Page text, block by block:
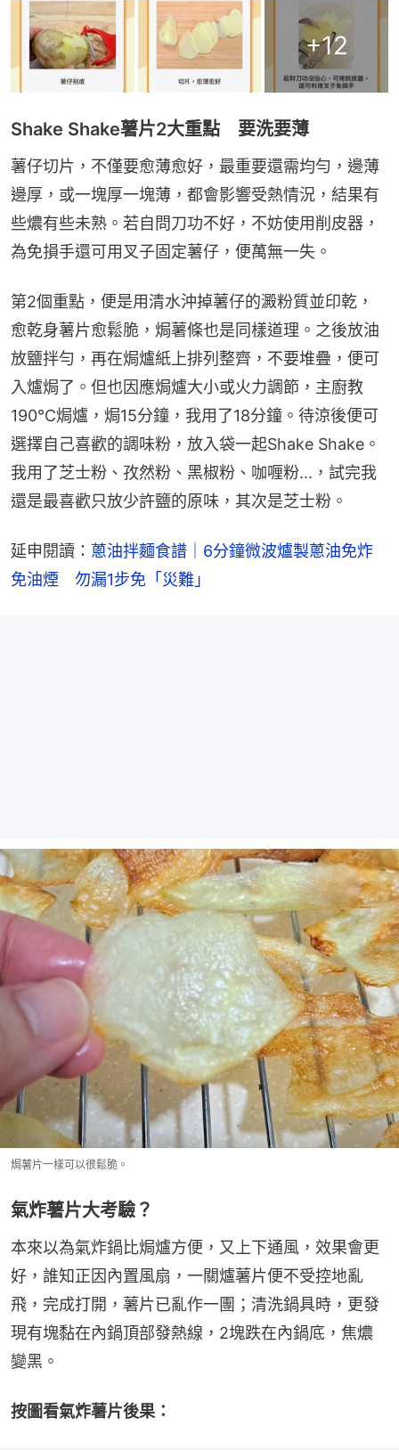
+12
Shake Shake薯片2大重點 要洗要薄
薯仔切片，不僅要愈薄愈好，最重要還需均勻，邊薄
邊厚，或一塊厚一塊薄，都會影響受熱情況，結果有
些燶有些未熟。若自問刀功不好，不妨使用削皮器，
為免損手還可用叉子固定薯仔，便萬無一失。
第2個重點，便是用清水沖掉薯仔的澱粉質並印乾，
愈乾身薯片愈鬆脆，焗薯條也是同樣道理。之後放油
放鹽拌勻，再在焗爐紙上排列整齊，不要堆疊，便可
入爐焗了。但也因應焗爐大小或火力調節，主廚教
190°C焗爐，焗15分鐘，我用了18分鐘。待涼後便可
選擇自己喜歡的調味粉，放入袋一起Shake Shake。
我用了芝士粉、孜然粉、黑椒粉、咖喱粉...，試完我
還是最喜歡只放少許鹽的原味，其次是芝士粉。
延申閱讀： 蔥油拌麵食譜｜6分鐘微波爐製蔥油免炸
免油煙　勿漏1步免「災難」
焗薯片一樣可以很鬆脆。
氣炸薯片大考驗？
本來以為氣炸鍋比焗爐方便，又上下通風，效果會更
好，誰知正因內置風扇，一關爐薯片便不受控地亂
飛，完成打開，薯片已亂作一團；清洗鍋具時，更發
現有塊黏在內鍋頂部發熱線，2塊跌在內鍋底，焦燶
變黑。
按圖看氣炸薯片後果：